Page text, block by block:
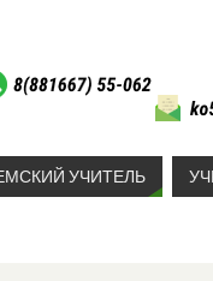
УЧИТЕЛЬ